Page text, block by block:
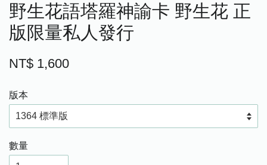
野生花語塔羅神諭卡 野生花 正
版限量私人發行
NT$ 1,600
版本
數量